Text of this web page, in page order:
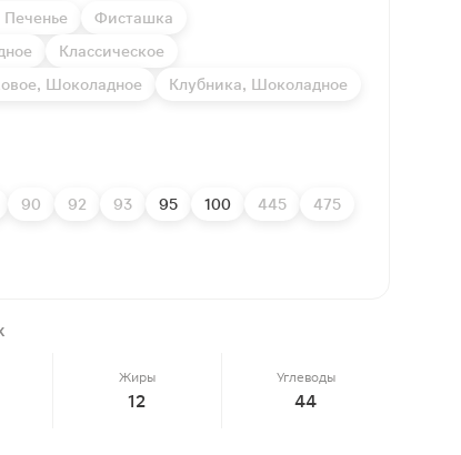
Печенье
Фисташка
Классическое
Шоколадное
Клубника, Шоколадное
90 92 93 95 100 445
475
Жиры
12
Углеводы
44